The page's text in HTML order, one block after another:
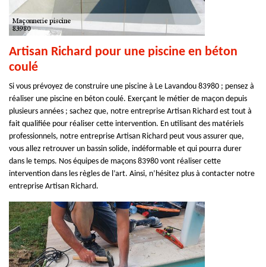
Artisan Richard pour une piscine en béton
coulé
Si vous prévoyez de construire une piscine à Le Lavandou 83980 ; pensez à
réaliser une piscine en béton coulé. Exerçant le métier de maçon depuis
plusieurs années ; sachez que, notre entreprise Artisan Richard est tout à
fait qualifiée pour réaliser cette intervention. En utilisant des matériels
professionnels, notre entreprise Artisan Richard peut vous assurer que,
vous allez retrouver un bassin solide, indéformable et qui pourra durer
dans le temps. Nos équipes de maçons 83980 vont réaliser cette
intervention dans les règles de l’art. Ainsi, n’hésitez plus à contacter notre
entreprise Artisan Richard.